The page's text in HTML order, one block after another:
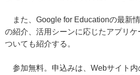
また、Google for Educationの最新
の紹介、活用シーンに応じたアプリケ
ついても紹介する。
参加無料。申込みは、Webサイト内